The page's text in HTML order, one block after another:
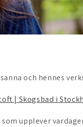
och hennes
| Skogsbad i
upplever